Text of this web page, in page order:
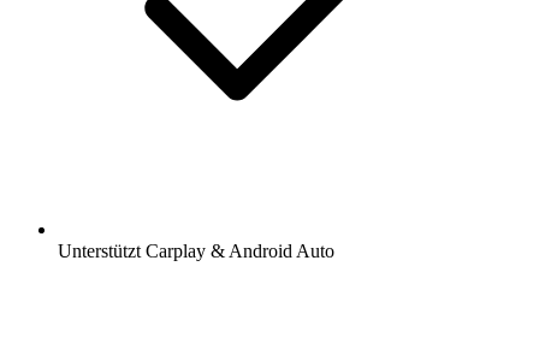
Unterstützt Carplay & Android Auto